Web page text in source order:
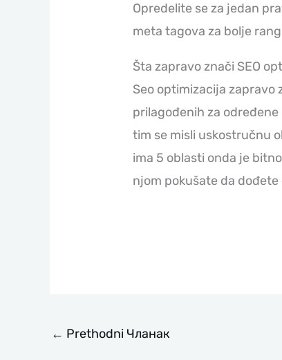
Opredelite se za jedan
meta tagova za bolje
Šta zapravo znači SEO
Seo optimizacija zapravo
prilagođenih za
tim se misli uskostručnu
ima 5 oblasti onda je
njom pokušate da dođete
← Prethodni Чланак